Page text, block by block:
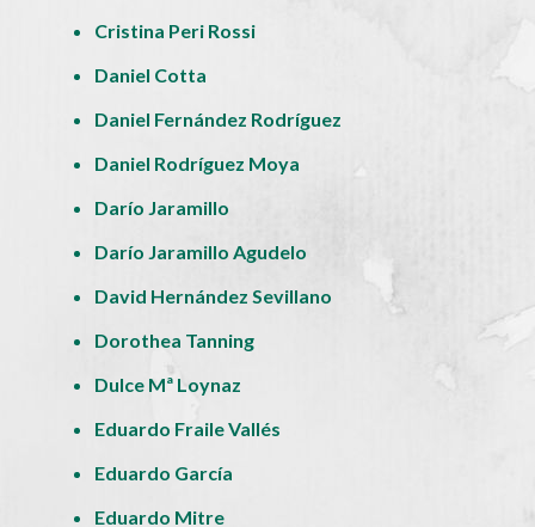
Cristina Peri Rossi
Daniel Cotta
Daniel Fernández Rodríguez
Daniel Rodríguez Moya
Darío Jaramillo
Darío Jaramillo Agudelo
David Hernández Sevillano
Dorothea Tanning
Dulce Mª Loynaz
Eduardo Fraile Vallés
Eduardo García
Eduardo Mitre